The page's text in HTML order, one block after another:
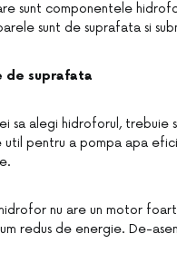
sunt componentele
sunt de suprafata si
de suprafata
sa alegi hidroforul,
util pentru a pompa apa
nu are un motor
redus de energie. De-